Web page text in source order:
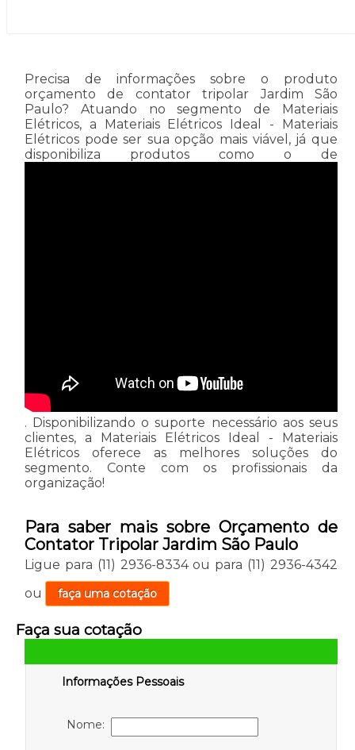
Precisa de informações sobre o produto
orçamento de contator tripolar Jardim São
Paulo? Atuando no segmento de Materiais
Elétricos, a Materiais Elétricos Ideal - Materiais
Elétricos pode ser sua opção mais viável, já que
disponibiliza produtos como o de
. Disponibilizando o suporte necessário aos seus
clientes, a Materiais Elétricos Ideal - Materiais
Elétricos oferece as melhores soluções do
segmento. Conte com os profissionais da
organização!
Para saber mais sobre Orçamento de
Contator Tripolar Jardim São Paulo
Ligue para (11) 2936-8334ou para (11) 2936-4342
ou
faça uma cotação
Faça sua cotação
Informações Pessoais
Nome: